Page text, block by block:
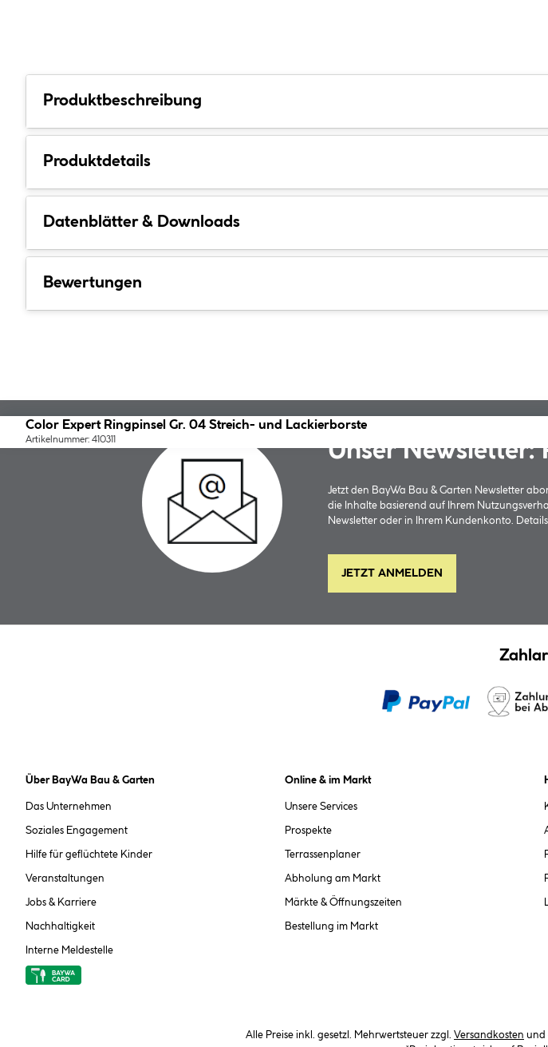
Produktbeschreibung
Produktdetails
Datenblätter & Downloads
Bewertungen
Color Expert Ringpinsel Gr. 04 Streich- und Lackierborste
Artikelnummer: 410311 Unser Newsletter:
Jetzt den BayWa Bau & Garten Newsletter
die Inhalte basierend auf Ihrem
Newsletter oder in Ihrem Kundenkonto.
JETZT ANMELDEN
Über BayWa Bau & Garten
Das Unternehmen
Soziales Engagement
Hilfe für geflüchtete Kinder
Veranstaltungen
Jobs & Karriere
Nachhaltigkeit
Interne Meldestelle
Online & im Markt
Unsere Services
Prospekte
Terrassenplaner
Abholung am Markt
Märkte & Öffnungszeiten
Bestellung im Markt
Alle Preise inkl. gesetzl. Mehrwertsteuer zzgl. Versandkosten und